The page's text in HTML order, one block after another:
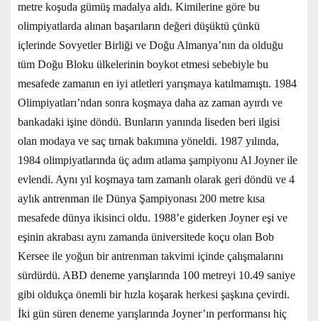
metre koşuda gümüş madalya aldı. Kimilerine göre bu
olimpiyatlarda alınan başarıların değeri düşüktü çünkü
içlerinde Sovyetler Birliği ve Doğu Almanya’nın da olduğu
tüm Doğu Bloku ülkelerinin boykot etmesi sebebiyle bu
mesafede zamanın en iyi atletleri yarışmaya katılmamıştı. 1984
Olimpiyatları’ndan sonra koşmaya daha az zaman ayırdı ve
bankadaki işine döndü. Bunların yanında liseden beri ilgisi
olan modaya ve saç tırnak bakımına yöneldi. 1987 yılında,
1984 olimpiyatlarında üç adım atlama şampiyonu Al Joyner ile
evlendi. Aynı yıl koşmaya tam zamanlı olarak geri döndü ve 4
aylık antrenman ile Dünya Şampiyonası 200 metre kısa
mesafede dünya ikisinci oldu. 1988’e giderken Joyner eşi ve
eşinin akrabası aynı zamanda üniversitede koçu olan Bob
Kersee ile yoğun bir antrenman takvimi içinde çalışmalarını
sürdürdü. ABD deneme yarışlarında 100 metreyi 10.49 saniye
gibi oldukça önemli bir hızla koşarak herkesi şaşkına çevirdi.
İki gün süren deneme yarışlarında Joyner’ın performansı hiç